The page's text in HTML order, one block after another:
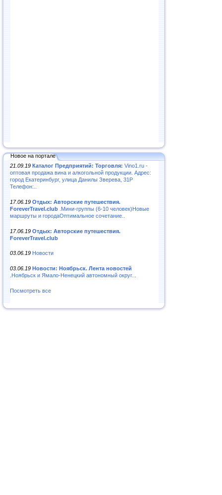
Новое на портале
21.09.19 Каталог Предприятий: Торговля: Vino1.ru -
оптовая продажа вина и алкогольной продукции. Адрес:
город Екатеринбург, улица Данилы Зверева, 31Р
Телефон:..
17.06.19 Отдых: Авторские путешествия.
ForeverTravel.club .Мини-группы (6-10 человек)Новые
маршруты и городаОптимальное сочетание..
17.06.19 Отдых: Авторские путешествия.
ForeverTravel.club
03.06.19 Новости
03.06.19 Новости: Ноябрьск. Лента новостей
.Ноябрьск и Ямало-Ненецкий автономный округ...
Посмотреть все